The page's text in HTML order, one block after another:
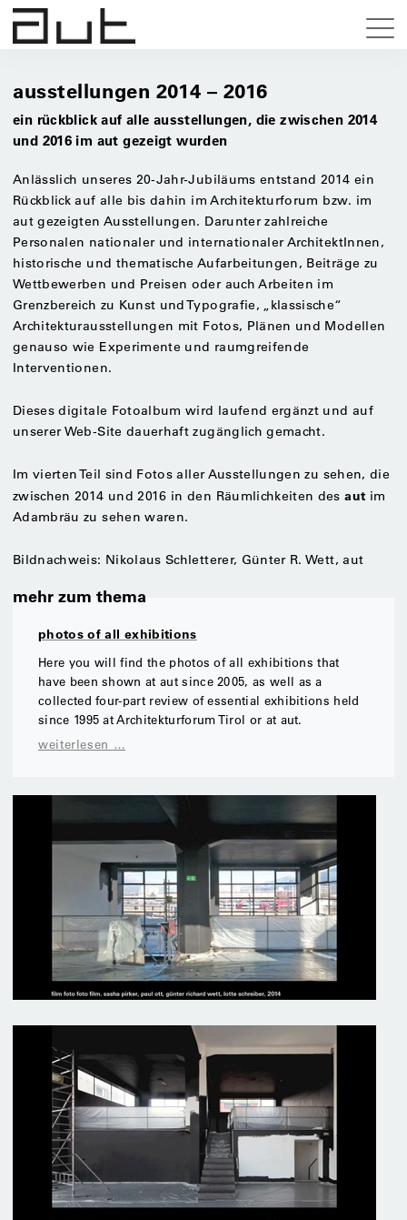
ausstellungen 2014 – 2016
ein rückblick auf alle ausstellungen, die zwischen 2014
und 2016 im aut gezeigt wurden
Anlässlich unseres 20-Jahr-Jubiläums entstand 2014 ein
Rückblick auf alle bis dahin im Architekturforum bzw. im
aut gezeigten Ausstellungen. Darunter zahlreiche
Personalen nationaler und internationaler ArchitektInnen,
historische und ­thematische Aufarbeitungen, Beiträge zu
Wettbewerben und Preisen oder auch Arbeiten im
Grenzbereich zu Kunst und Typografie, „klassische“
Architekturausstellungen mit Fotos, Plänen und Modellen
genauso wie Experimente und raumgreifende
Interventionen.
Dieses digitale Fotoalbum wird laufend ergänzt und auf
unserer Web-Site dauerhaft zugänglich gemacht.
Im vierten Teil sind Fotos aller Ausstellungen zu sehen, die
zwischen 2014 und 2016 in den Räumlichkeiten desautim
Adambräu zu sehen waren.
Bildnachweis: Nikolaus Schletterer, Günter R. Wett, aut
mehr zum thema
photos of all exhibitions
Here you will find the photos of all exhibitions that
have been shown at aut since 2005, as well as a
collected four-part review of essential exhibitions held
since 1995 at Architekturforum Tirol or at aut.
weiterlesen …